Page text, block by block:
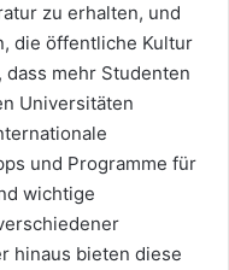
zu erhalten, und
die öffentliche Kultur
mehr Studenten
Universitäten
und Programme für
wichtige
hinaus bieten diese